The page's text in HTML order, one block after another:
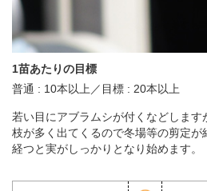
1苗あたりの目標
普通 : 10本以上／目標 : 20本以上
若い目にアブラムシが付くなどします
枝が多く出てくるので冬場等の剪定
経つと実がしっかりとなり始めます。